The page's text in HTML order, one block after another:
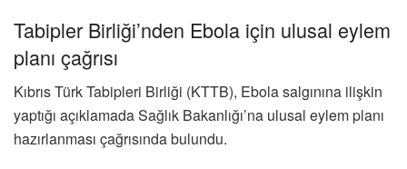
Tabipler Birliği’nden Ebola için ulusal eylem
planı çağrısı
Kıbrıs Türk Tabipleri Birliği (KTTB), Ebola salgınına ilişkin
yaptığı açıklamada Sağlık Bakanlığı’na ulusal eylem planı
hazırlanması çağrısında bulundu.